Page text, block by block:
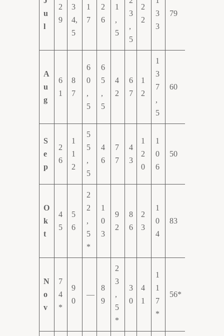
u
l
2
9
3
4,
5
1
7
2
6
1
,
5
3
,
5
2
2
3
3
79
A
u
g
6
1
8
7
6
0
,
5
6
5
,
5
4
2
6
7
1
2
1
3
7
,
5
60
S
e
p
2
6
1
1
2
5
5
,
5
4
6
7
7
4
3
1
2
0
1
0
6
50
O
k
t
4
5
5
6
2
2
,
5
*
1
0
3
9
2
8
6
2
3
1
0
4
83
N
o
v
7
4
*
9
0
—
8
9
2
3
,
5
*
3
0
4
1
1
1
7
*
56*